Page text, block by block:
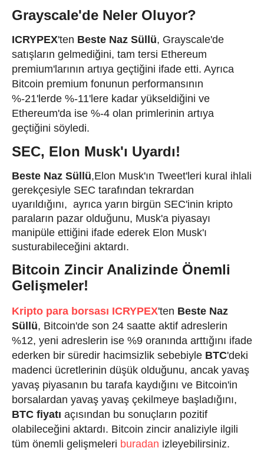
Grayscale'de Neler Oluyor?
ICRYPEX'ten Beste Naz Süllü, Grayscale'de
satışların gelmediğini, tam tersi Ethereum
premium'larının artıya geçtiğini ifade etti. Ayrıca
Bitcoin premium fonunun performansının
%-21'lerde %-11'lere kadar yükseldiğini ve
Ethereum'da ise %-4 olan primlerinin artıya
geçtiğini söyledi.
SEC, Elon Musk'ı Uyardı!
Beste Naz Süllü,Elon Musk'ın Tweet'leri kural ihlali
gerekçesiyle SEC tarafından tekrardan
uyarıldığını, ayrıca yarın birgün SEC'inin kripto
paraların pazar olduğunu, Musk'a piyasayı
manipüle ettiğini ifade ederek Elon Musk'ı
susturabileceğini aktardı.
Bitcoin Zincir Analizinde Önemli
Gelişmeler!
Kripto para borsası ICRYPEX'ten Beste Naz
Süllü, Bitcoin'de son 24 saatte aktif adreslerin
%12, yeni adreslerin ise %9 oranında arttığını ifade
ederken bir süredir hacimsizlik sebebiyle BTC'deki
madenci ücretlerinin düşük olduğunu, ancak yavaş
yavaş piyasanın bu tarafa kaydığını ve Bitcoin'in
borsalardan yavaş yavaş çekilmeye başladığını,
BTC fiyatı açısından bu sonuçların pozitif
olabileceğini aktardı. Bitcoin zincir analiziyle ilgili
tüm önemli gelişmeleri buradan izleyebilirsiniz.